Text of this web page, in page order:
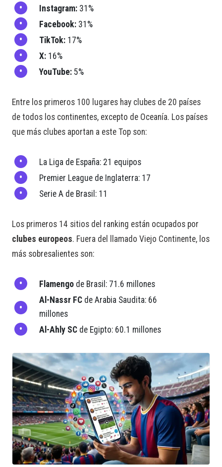
Instagram: 31%
Facebook: 31%
TikTok: 17%
X: 16%
YouTube: 5%
Entre los primeros 100 lugares hay clubes de 20 países
de todos los continentes, excepto de Oceanía. Los países
que más clubes aportan a este Top son:
La Liga de España: 21 equipos
Premier League de Inglaterra: 17
Serie A de Brasil: 11
Los primeros 14 sitios del ranking están ocupados por
clubes europeos. Fuera del llamado Viejo Continente, los
más sobresalientes son:
Flamengo de Brasil: 71.6 millones
Al-Nassr FC de Arabia Saudita: 66
millones
Al-Ahly SC de Egipto: 60.1 millones